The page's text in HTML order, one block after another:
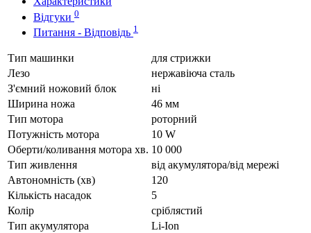
Відгуки 0
Питання - Відповідь 1
Тип машинки
для стрижки
Лезо
нержавіюча сталь
З'ємний ножовий блок
ні
Ширина ножа
46 мм
Тип мотора
роторний
Потужність мотора
10 W
Оберти/коливання мотора хв. 10 000
Тип живлення
від акумулятора/від мережі
Автономність (хв)
120
Кількість насадок
5
Колір
сріблястий
Тип акумулятора
Li-Ion